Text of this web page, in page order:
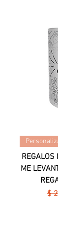
REGALOS
ME
$